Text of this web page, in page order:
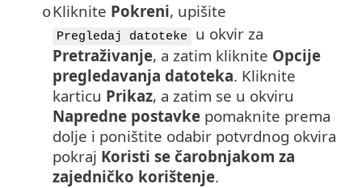
oKliknite Pokreni, upišite
Pregledaj datoteke
u okvir za
Pretraživanje, a zatim kliknite Opcije
pregledavanja datoteka. Kliknite
karticu Prikaz, a zatim se u okviru
Napredne postavke pomaknite prema
dolje i poništite odabir potvrdnog okvira
pokraj Koristi se čarobnjakom za
zajedničko korištenje.